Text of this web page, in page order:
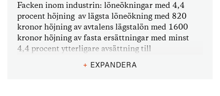
Facken inom industrin: löneökningar med 4,4
procent höjning av lägsta löneökning med 820
kronor höjning av avtalens lägstalön med 1600
kronor höjning av fasta ersättningar med minst
4,4 procent ytterligare avsättning till
arbetstidsförkortning, deltidspension eller
flexpension beroende på hur reglerna i avtalets ser
+ EXPANDERA